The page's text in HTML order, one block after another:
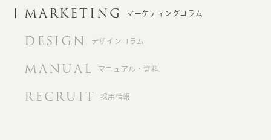
MARKETING マーケティングコラム
DESIGN デザインコラム
MANUAL マニュアル・資料
RECRUIT 採用情報